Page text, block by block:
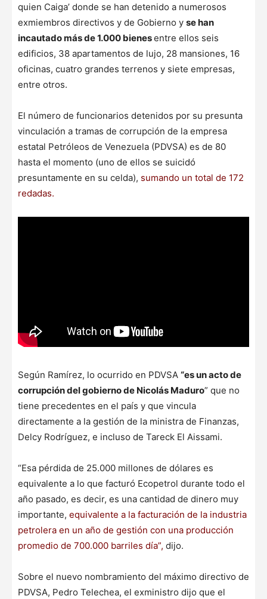
quien Caiga’ donde se han detenido a numerosos
exmiembros directivos y de Gobierno y se han
incautado más de 1.000 bienesentre ellos seis
edificios, 38 apartamentos de lujo, 28 mansiones, 16
oficinas, cuatro grandes terrenos y siete empresas,
entre otros.
El número de funcionarios detenidos por su presunta
vinculación a tramas de corrupción de la empresa
estatal Petróleos de Venezuela (PDVSA) es de 80
hasta el momento (uno de ellos se suicidó
presuntamente en su celda), sumando un total de 172
redadas.
Según Ramírez, lo ocurrido en PDVSA “es un acto de
corrupción del gobierno de Nicolás Maduro” que no
tiene precedentes en el país y que vincula
directamente a la gestión de la ministra de Finanzas,
Delcy Rodríguez, e incluso de Tareck El Aissami.
“Esa pérdida de 25.000 millones de dólares es
equivalente a lo que facturó Ecopetrol durante todo el
año pasado, es decir, es una cantidad de dinero muy
importante, equivalente a la facturación de la industria
petrolera en un año de gestión con una producción
promedio de 700.000 barriles día”, dijo.
Sobre el nuevo nombramiento del máximo directivo de
PDVSA, Pedro Telechea, el exministro dijo que el